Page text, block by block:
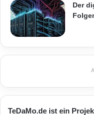
Der
TeDaMo.de ist ein